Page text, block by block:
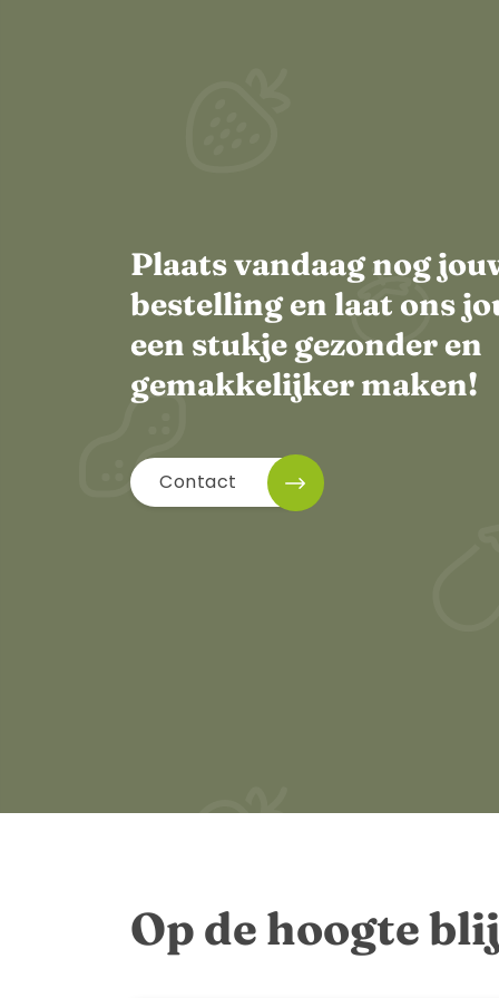
Plaats vandaag nog
bestelling en laat ons
een stukje gezonder en
gemakkelijker maken!
Contact
Op de hoogte